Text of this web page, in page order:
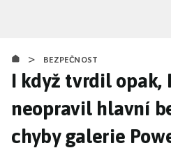
obsahu
> BEZPEČNOST
I když tvrdil opak,
neopravil hlavní
chyby galerie